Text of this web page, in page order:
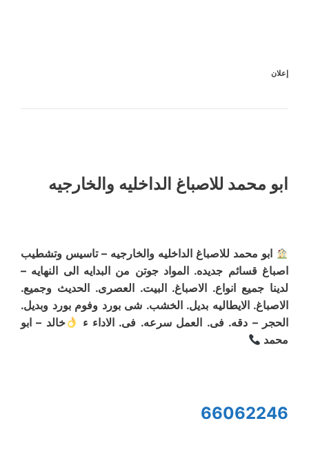
إعلان
ابو محمد للاصباغ الداخليه والخارجيه
ابو محمد للاصباغ الداخليه والخارجيه – تاسيس وتشطيب
اصباغ قسائم جديده. المواد جوتن من البدايه الى النهايه –
لدينا جميع انواع. الاصباغ. البيت. العصرى. الحديث وجميع.
الاصباغ. الايطاليه بديل. الخشب. شى بورد وفوم بورد وبديل.
الحجر – دقه. فى. العمل سرعه. فى. الاداء ء
خالد – ابو
محمد
66062246